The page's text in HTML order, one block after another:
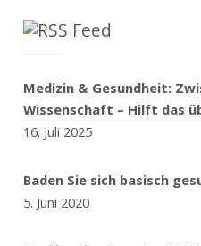
Feed
Medizin & Gesundheit:
Wissenschaft – Hilft das
16. Juli 2025
Baden Sie sich basisch
5. Juni 2020